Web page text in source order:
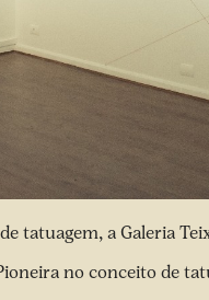
tatuagem, a Galeria
no conceito de